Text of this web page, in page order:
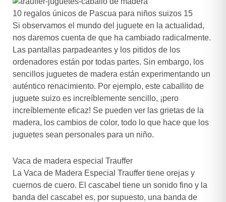
10 regalos únicos de Pascua para niños suizos 15
Si observamos el mundo del juguete en la actualidad,
nos daremos cuenta de que ha cambiado radicalmente.
Las pantallas parpadeantes y los pitidos de los
ordenadores están por todas partes. Sin embargo, los
sencillos juguetes de madera están experimentando un
auténtico renacimiento. Por ejemplo, este caballito de
juguete suizo es increíblemente sencillo, ¡pero
increíblemente eficaz! Se pueden ver las grietas de la
madera, los cambios de color, todo lo que hace que los
juguetes sean personales para un niño.
Vaca de madera especial Trauffer
La Vaca de Madera Especial Trauffer tiene orejas y
cuernos de cuero. El cascabel tiene un sonido fino y la
banda del cascabel es, por supuesto, una banda de